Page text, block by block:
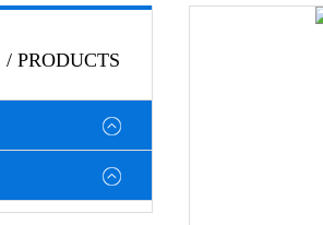
/ PRODUCTS